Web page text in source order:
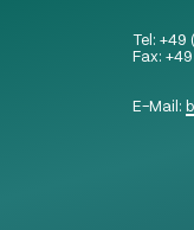
Tel: +49
Fax:
E-Mail: